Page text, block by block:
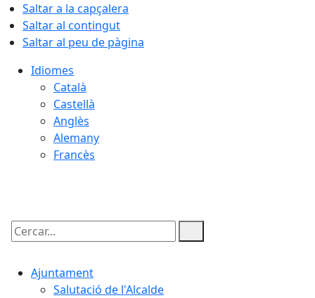
Saltar a la capçalera
Saltar al contingut
Saltar al peu de pàgina
Idiomes
Català
Castellà
Anglès
Alemany
Francès
Cercar:
Ajuntament
Salutació de l'Alcalde